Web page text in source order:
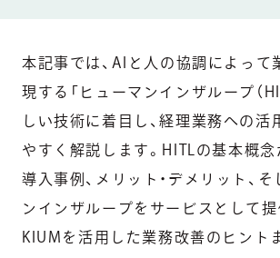
本記事では、AIと人の協調によって
現する「ヒューマンインザループ（
しい技術に着目し、経理業務への活
やすく解説します。HITLの基本概念
導入事例、メリット・デメリット、そ
ンインザループをサービスとして
KIUMを活用した業務改善のヒント